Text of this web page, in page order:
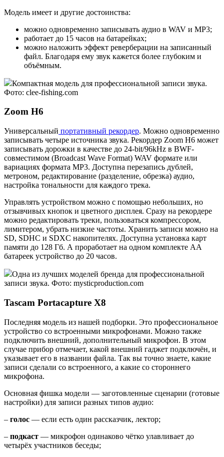
Модель имеет и другие достоинства:
можно одновременно записывать аудио в WAV и MP3;
работает до 15 часов на батарейках;
можно наложить эффект реверберации на записанный
файл. Благодаря ему звук кажется более глубоким и
объёмным.
Компактная модель для профессиональной записи звука.
Фото: clee-fishing.com
Zoom H6
Универсальный портативный рекордер. Можно одновременно
записывать четыре источника звука. Рекордер Zoom H6 может
записывать дорожки в качестве до 24-bit/96kHz в BWF-
совместимом (Broadcast Wave Format) WAV формате или
вариациях формата MP3. Доступна перезапись дублей,
метроном, редактирование (разделение, обрезка) аудио,
настройка тональности для каждого трека.
Управлять устройством можно с помощью небольших, но
отзывчивых кнопок и цветного дисплея. Сразу на рекордере
можно редактировать треки, пользоваться компрессором,
лимитером, убрать низкие частоты. Хранить записи можно на
SD, SDHC и SDXC накопителях. Доступна установка карт
памяти до 128 Гб. А проработает на одном комплекте АА
батареек устройство до 20 часов.
Одна из лучших моделей бренда для профессиональной
записи звука. Фото: mysticproduction.com
Tascam Portacapture X8
Последняя модель из нашей подборки. Это профессиональное
устройство со встроенными микрофонами. Можно также
подключить внешний, дополнительный микрофон. В этом
случае прибор отмечает, какой внешний гаджет подключён, и
указывает его в названии файла. Так вы точно знаете, какие
записи сделали со встроенного, а какие со стороннего
микрофона.
Основная фишка модели — заготовленные сценарии (готовые
настройки) для записи разных типов аудио:
– голос — если есть один рассказчик, лектор;
– подкаст — микрофон одинаково чётко улавливает до
четырёх участников беседы;